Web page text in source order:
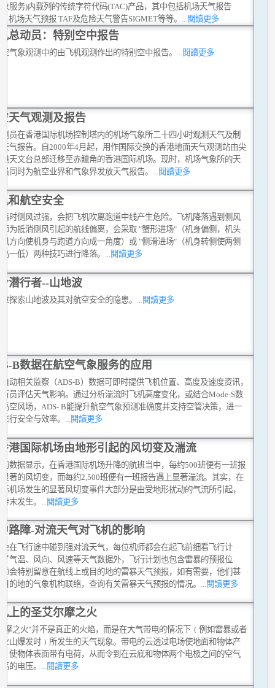
服务)内载列的传统字符代码(TAC)产品，其中包括机场天气报告
机场天气预报 TAF及危险天气警告SIGMET等等。 ...閱讀更多
总动员：特别空中报告
气象观测中的由飞机观测作出的特别空中报告。 ...閱讀更多
天气观测及报告
员在香港国际机场控制塔内的机场气象所二十四小时观测天气及制
气报告。自2000年4月起，用作国际交换的香港地面天气观测站由尖
天文台总部迁移至赤鱲角的香港国际机场。现时，机场气象所的天
同时为航空业界和气象界发放天气报告。
...閱讀更多
和航空安全
时侧风过强，会把飞机吹离跑道中线产生危险。飞机降落遇到侧风
为抵消侧风引起的航线偏离，会采取 "蟹形进场"（机身偏侧，机头
方向使机身与跑道方向成一角度）或 "侧滑进场"（机身转侧使两侧
一低）两种技巧进行降落。 ...閱讀更多
潜行者--山地波
探索山地波及其对航空安全的隐患。 ...閱讀更多
B数据在航空气象服务的应用
动相关监察（ADS-B）数据可即时提供飞机位置、高度及速度资讯，
员评估天气影响。通过分析湍流时飞机高度变化，或结合Mode-S数
空风场，ADS- B能提升航空气象预测准确度并支持空管决策，进一
行安全与效率。 ...閱讀更多
港国际机场由地形引起的风切变及湍流
数据显示，在香港国际机场升降的航班当中，每约500班便有一班报
著的风切变，而每约2,500班便有一班报告遇上显著湍流。其实，在
机场发生的显著风切变事件大部分是由受地形扰动的气流所引起，
末发生。
...閱讀更多
路障-对流天气对飞机的影响
在飞行途中碰到强对流天气，每位机师都会在起飞前细看飞行计
气温、风向、风速等天气数据外，飞行计划也包含雷暴的预报位
会特别留意在航线上或目的地的雷暴天气预报，如有需要，他们甚
的地的气象机构联络，查询有关雷暴天气预报的情况。
...閱讀更多
上的圣艾尔摩之火
摩之火"并不是真正的火焰，而是在大气带电的情况下﹙例如雷暴或者
山爆发时﹚所发生的天气现象。带电的云透过电场使地面和物体产
使物体表面带有电荷，从而令到在云底和物体两个电极之间的空气
的电压。 ...閱讀更多